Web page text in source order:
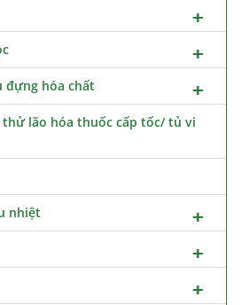
đựng hóa chất
lão hóa thuốc cấp tốc/ tủ vi
nhiệt